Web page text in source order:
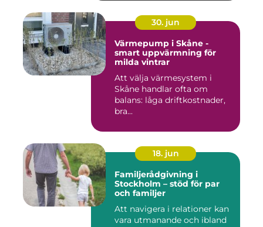
30. jun
Värmepump i Skåne -
smart uppvärmning för
milda vintrar
Att välja värmesystem i
Skåne handlar ofta om
balans: låga driftkostnader,
bra...
18. jun
Familjerådgivning i
Stockholm – stöd för par
och familjer
Att navigera i relationer kan
vara utmanande och ibland